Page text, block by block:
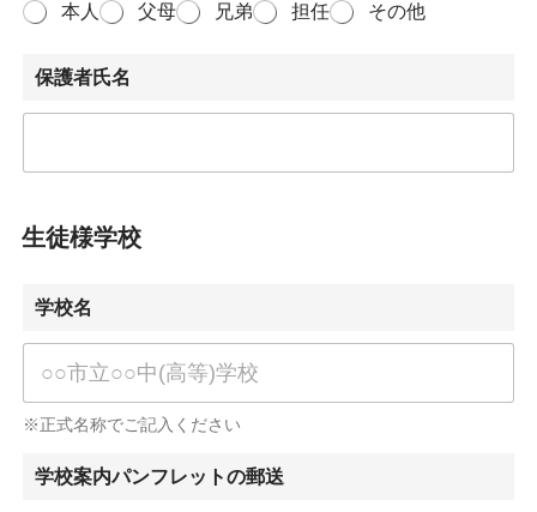
本人 父母 兄弟 担任 その他
保護者氏名
生徒様学校
学校名
※正式名称でご記入ください
学校案内パンフレットの郵送